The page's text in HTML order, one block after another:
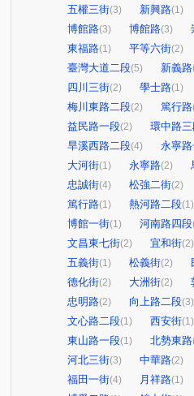
五權三街(3) 新興路(1)
博館路(3) 博館路(3)
東福路(1) 平等六街(2)
臺灣大道二段(5) 新義路
四川三街(2) 學士路(1)
梅川東路二段(2) 篤行路
益民路一段(2) 環中路
旱溪西路二段(4) 永寧
大河街(1) 永寧路(2)
忠誠街(4) 松強二街(2)
篤行路(1) 熱河路二段(1)
博館一街(1) 河南路四段
文昌東七街(2) 宜和街(2)
五義街(1) 松義街(2)
德化街(2) 大洲街(2)
忠明路(2) 向上路二段(3)
文心路二段(1) 西安街(1)
東山路一段(1) 北勢東路
河北三街(3) 中華路(2)
福田一街(4) 月祥路(1)